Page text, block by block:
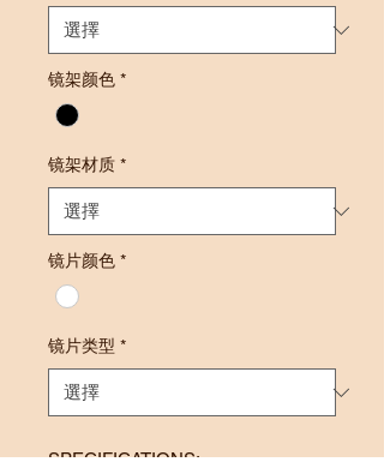
镜架颜色 *
镜架材质 *
镜片颜色 *
镜片类型 *
SPECIFICATIONS: